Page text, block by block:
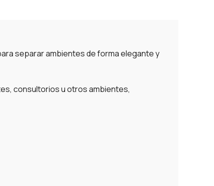
separar ambientes de forma elegante y
consultorios u otros ambientes,